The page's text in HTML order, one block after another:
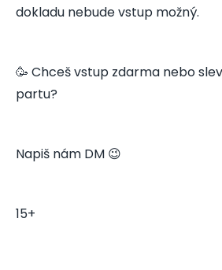
dokladu nebude vstup možný.
🥳 Chceš vstup zdarma nebo
partu?
Napiš nám DM 😉
15+